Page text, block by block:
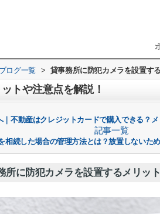
ログ一覧 > 貸事務所に防犯カメラを設置す
トや注意点を解説！
不動産はクレジットカードで購入できる？
記事一覧
相続した場合の管理方法とは？放置しないた
所に防犯カメラを設置するメリッ